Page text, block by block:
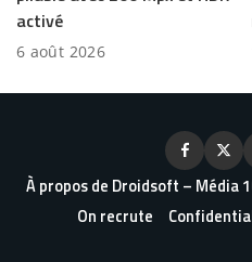
activé
6 août 2026
À propos de Droidsoft – Média
On recrute